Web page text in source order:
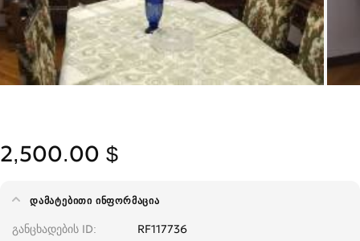
2,500.00 $
ᲓᲐᲛᲐᲢᲔᲑᲘᲗᲘ ᲘᲜᲤᲝᲠᲛᲐᲪᲘᲐ
განცხადების ID
RF117736